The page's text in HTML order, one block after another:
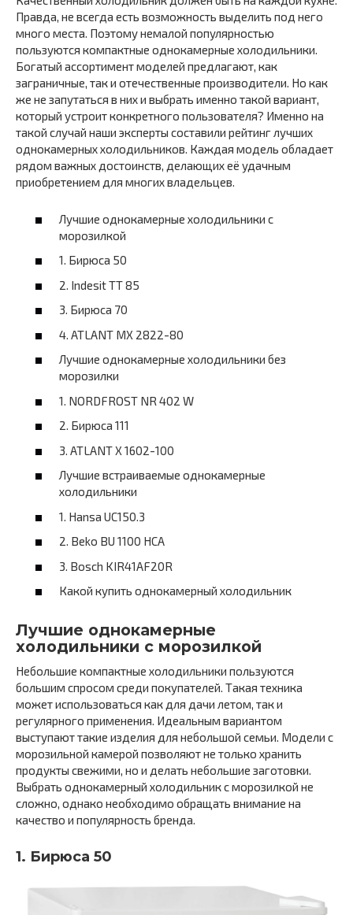
Правда, не всегда есть возможность выделить под него
много места. Поэтому немалой популярностью
пользуются компактные однокамерные холодильники.
Богатый ассортимент моделей предлагают, как
заграничные, так и отечественные производители. Но как
же не запутаться в них и выбрать именно такой вариант,
который устроит конкретного пользователя? Именно на
такой случай наши эксперты составили рейтинг лучших
однокамерных холодильников. Каждая модель обладает
рядом важных достоинств, делающих её удачным
приобретением для многих владельцев.
Лучшие однокамерные холодильники с
морозилкой
1. Бирюса 50
2. Indesit TT 85
3. Бирюса 70
4. ATLANT МХ 2822-80
Лучшие однокамерные холодильники без
морозилки
1. NORDFROST NR 402 W
2. Бирюса 111
3. ATLANT Х 1602-100
Лучшие встраиваемые однокамерные
холодильники
1. Hansa UC150.3
2. Beko BU 1100 HCA
3. Bosch KIR41AF20R
Какой купить однокамерный холодильник
Лучшие однокамерные
холодильники с морозилкой
Небольшие компактные холодильники пользуются
большим спросом среди покупателей. Такая техника
может использоваться как для дачи летом, так и
регулярного применения. Идеальным вариантом
выступают такие изделия для небольшой семьи. Модели с
морозильной камерой позволяют не только хранить
продукты свежими, но и делать небольшие заготовки.
Выбрать однокамерный холодильник с морозилкой не
сложно, однако необходимо обращать внимание на
качество и популярность бренда.
1. Бирюса 50